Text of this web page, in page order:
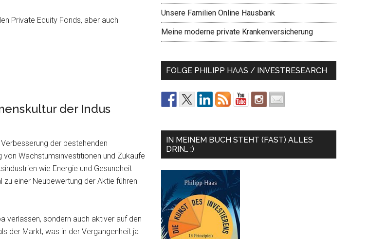
Private Equity Fonds, aber auch
der Indus
der bestehenden
Wachstumsinvestitionen und Zukäufe
wie Energie und Gesundheit
einer Neubewertung der Aktie führen
verlassen, sondern auch aktiver auf den
der Markt, was in der Vergangenheit ja
Unsere Familien Online Hausbank
Meine moderne private Krankenversicherung
FOLGE PHILIPP HAAS / INVESTRESEARCH
IN MEINEM BUCH STEHT (FAST) ALLES
DRIN… ;)